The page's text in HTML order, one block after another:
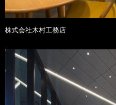
株式会社木村工務店